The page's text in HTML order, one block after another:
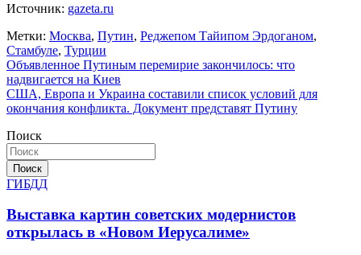
Источник: gazeta.ru
Метки: Москва, Путин, Реджепом Тайипом Эрдоганом,
Стамбуле, Турции
Навигация
по
записям
Объявленное Путиным перемирие закончилось: что
надвигается на Киев
США, Европа и Украина составили список условий для
окончания конфликта. Документ представят Путину
Поиск
Поиск
ГИБДД
Выставка картин советских модернистов
открылась в «Новом Иерусалиме»